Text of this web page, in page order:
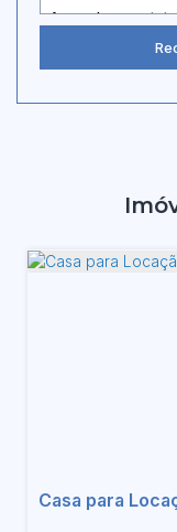
Casa para